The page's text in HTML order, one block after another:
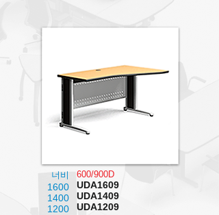
너비
1600
1400
1200
600/900D
UDA1609
UDA1409
UDA1209